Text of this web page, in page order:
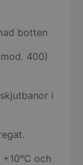
botten
400)
i
och